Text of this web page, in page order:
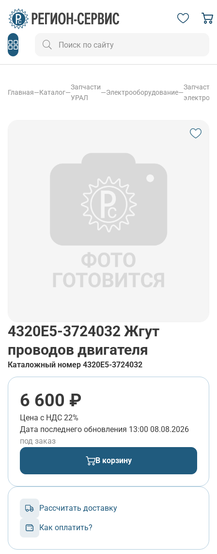
Главная—Каталог—
Запчасти
УРАЛ
—Электрооборудование—
Запчасти
4320Е5-3724032 Жгут
проводов двигателя
Каталожный номер 4320Е5-3724032
6 600 ₽
Цена с НДС 22%
Дата последнего обновления 13:00 08.08.2026
под заказ
В корзину
Рассчитать доставку
Как оплатить?